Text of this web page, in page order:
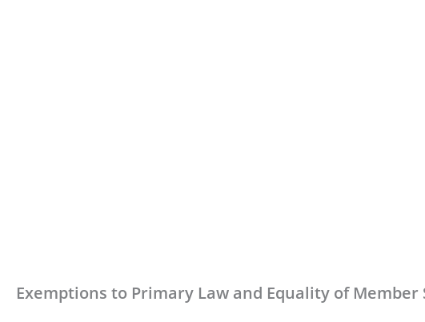
Exemptions to Primary Law and Equality of Member